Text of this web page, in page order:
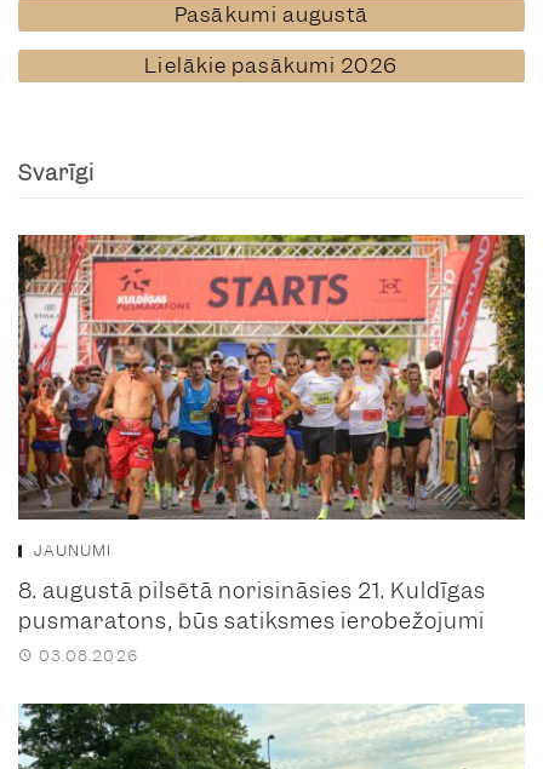
Pasākumi augustā
Lielākie pasākumi 2026
Svarīgi
JAUNUMI
8. augustā pilsētā norisināsies 21. Kuldīgas
pusmaratons, būs satiksmes ierobežojumi
03.08.2026